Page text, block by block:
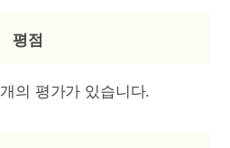
평점
개의 평가가 있습니다.